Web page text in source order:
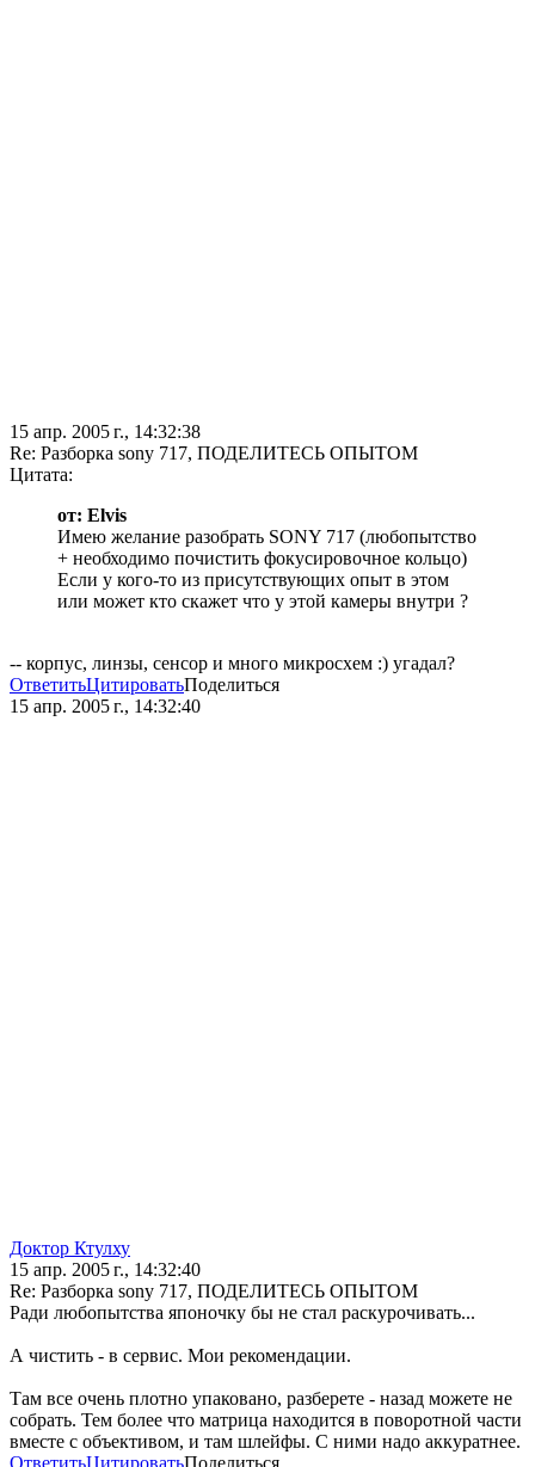
15 апр. 2005 г., 14:32:38
Re: Разборка sony 717, ПОДЕЛИТЕСЬ ОПЫТОМ
Цитата:
от: Elvis
Имею желание разобрать SONY 717 (любопытство
+ необходимо почистить фокусировочное кольцо)
Если у кого-то из присутствующих опыт в этом
или может кто скажет что у этой камеры внутри ?
-- корпус, линзы, сенсор и много микросхем :) угадал?
ОтветитьЦитироватьПоделиться
15 апр. 2005 г., 14:32:40
Доктор Ктулху
15 апр. 2005 г., 14:32:40
Re: Разборка sony 717, ПОДЕЛИТЕСЬ ОПЫТОМ
Ради любопытства японочку бы не стал раскурочивать...
А чистить - в сервис. Мои рекомендации.
Там все очень плотно упаковано, разберете - назад можете не
собрать. Тем более что матрица находится в поворотной части
вместе с объективом, и там шлейфы. С ними надо аккуратнее.